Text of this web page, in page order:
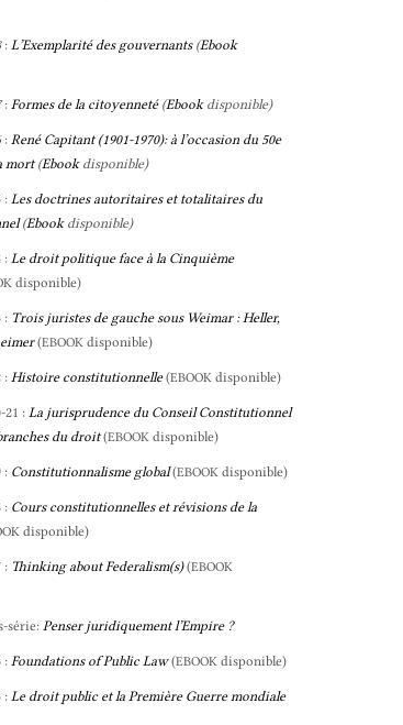
: L’Exemplarité des gouvernants(Ebook
: Formes de la citoyenneté(Ebookdisponible)
: René Capitant (1901-1970): à l’occasion du 50e
mort(Ebookdisponible)
: Les doctrines autoritaires et totalitaires du
(Ebookdisponible)
: Le droit politique face à la Cinquième
disponible)
: Trois juristes de gauche sous Weimar : Heller,
(EBOOK disponible)
: Histoire constitutionnelle (EBOOK disponible)
21 :La jurisprudence du Conseil Constitutionnel
du droit(EBOOK disponible)
: Constitutionnalisme global (EBOOK disponible)
: Cours constitutionnelles et révisions de la
disponible)
: Thinking about Federalism(s) (EBOOK
série: Penser juridiquement l’Empire ?
: Foundations of Public Law (EBOOK disponible)
: Le droit public et la Première Guerre mondiale